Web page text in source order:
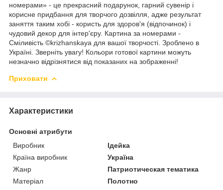
номерами» - це прекрасний подарунок, гарний сувенір і
корисне придбання для творчого дозвілля, адже результат
заняття таким хобі - користь для здоров'я (відпочинок) і
чудовий декор для інтер'єру. Картина за номерами -
Сміливість ©krizhanskaya для вашої творчості. Зроблено в
Україні. Зверніть увагу! Кольори готової картини можуть
незначно відрізнятися від показаних на зображенні!
Приховати
Характеристики
Основні атрибути
Виробник
Ідейка
Країна виробник
Україна
Жанр
Патриотическая тематика
Матеріал
Полотно